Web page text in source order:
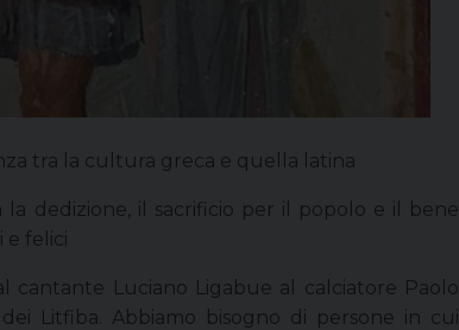
tra la cultura greca e quella latina
la dedizione, il sacrificio per il popolo e il bene
e felici
cantante Luciano Ligabue al calciatore Paolo
Litfiba. Abbiamo bisogno di persone in cui